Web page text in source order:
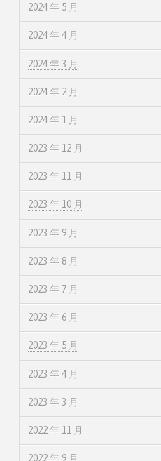
2024 年 5 月
2024 年 4 月
2024 年 3 月
2024 年 2 月
2024 年 1 月
2023 年 12 月
2023 年 11 月
2023 年 10 月
2023 年 9 月
2023 年 8 月
2023 年 7 月
2023 年 6 月
2023 年 5 月
2023 年 4 月
2023 年 3 月
2022 年 11 月
2022 年 9 月